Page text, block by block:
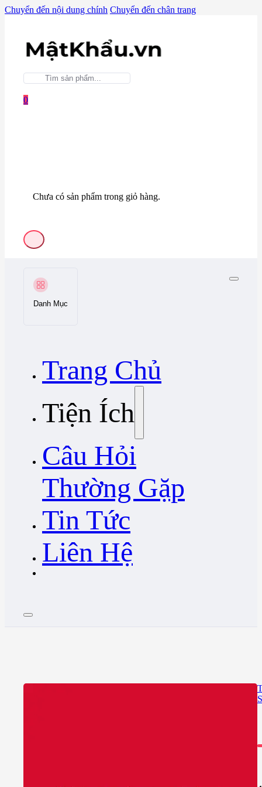
Chuyển đến nội dung chính Chuyển đến chân trang
0
Chưa có sản phẩm trong giỏ hàng.
Danh Mục
Trang Chủ
Tiện Ích
Câu Hỏi
Thường Gặp
Tin Tức
Liên Hệ